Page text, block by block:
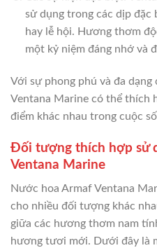
sử dụng trong các dịp đặc
hay lễ hội. Hương thơm
một kỷ niệm đáng nhớ và
Với sự phong phú và đa
Ventana Marine có thể thích
điểm khác nhau trong cuộc
Đối tượng thích hợp sử
Ventana Marine
Nước hoa Armaf Ventana
cho nhiều đối tượng khác
giữa các hương thơm nam
hương tươi mới. Dưới đây là